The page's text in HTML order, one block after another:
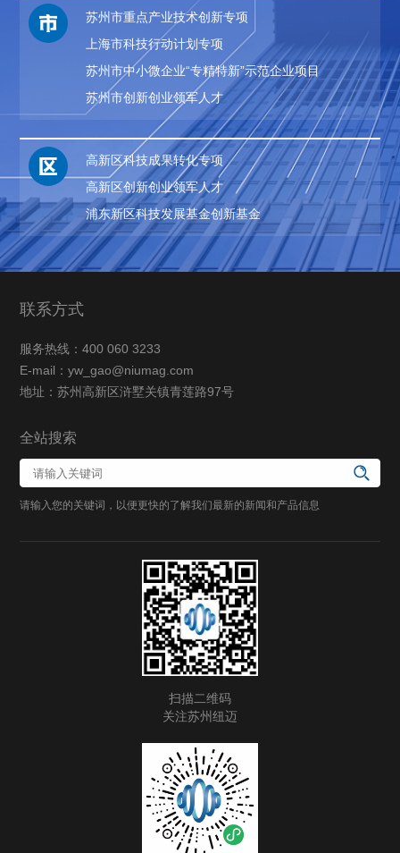
苏州市重点产业技术创新专项
上海市科技行动计划专项
苏州市中小微企业“专精特新”示范企业项目
苏州市创新创业领军人才
高新区科技成果转化专项
高新区创新创业领军人才
浦东新区科技发展基金创新基金
联系方式
服务热线：400 060 3233
E-mail：yw_gao@niumag.com
地址：苏州高新区浒墅关镇青莲路97号
全站搜索
请输入您的关键词，以便更快的了解我们最新的新闻和产品信息
扫描二维码
关注苏州纽迈